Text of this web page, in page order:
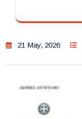
21 May, 2026